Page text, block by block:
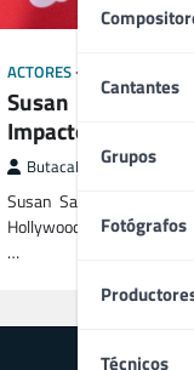
Cantantes
Grupos
Fotógrafos
Técnicos
ACTORES
Susan
Impacto en la
ButacaMax marzo
Susan Sarandon es
Hollywood, con una
…